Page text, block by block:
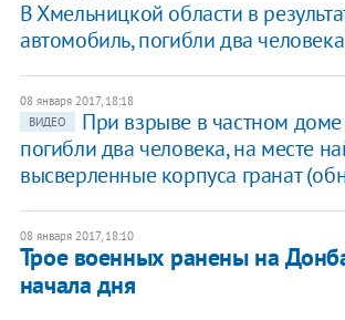
В Хмельницкой области в
автомобиль, погибли два человека
08 января 2017, 18:18
ВИДЕО
При взрыве в частном
погибли два человека, на месте
высверленные корпуса гранат
08 января 2017, 18:10
​Трое военных ранены на
начала дня